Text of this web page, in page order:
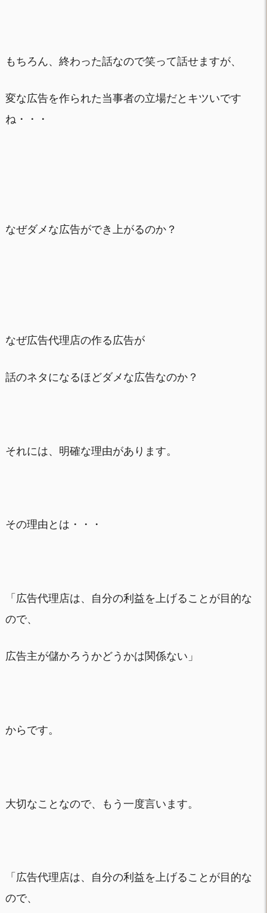
もちろん、終わった話なので笑って話せますが、
変な広告を作られた当事者の立場だとキツいです
ね・・・
なぜダメな広告ができ上がるのか？
なぜ広告代理店の作る広告が
話のネタになるほどダメな広告なのか？
それには、明確な理由があります。
その理由とは・・・
「広告代理店は、自分の利益を上げることが目的な
ので、
広告主が儲かろうかどうかは関係ない」
からです。
大切なことなので、もう一度言います。
「広告代理店は、自分の利益を上げることが目的な
ので、